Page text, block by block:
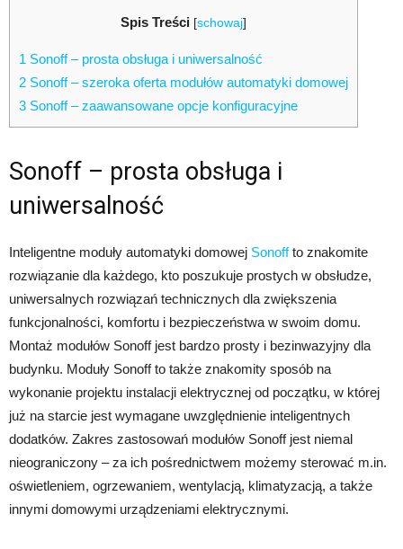
Spis Treści [schowaj]
1 Sonoff – prosta obsługa i uniwersalność
2 Sonoff – szeroka oferta modułów automatyki domowej
3 Sonoff – zaawansowane opcje konfiguracyjne
Sonoff – prosta obsługa i
uniwersalność
Inteligentne moduły automatyki domowej Sonoffto znakomite
rozwiązanie dla każdego, kto poszukuje prostych w obsłudze,
uniwersalnych rozwiązań technicznych dla zwiększenia
funkcjonalności, komfortu i bezpieczeństwa w swoim domu.
Montaż modułów Sonoff jest bardzo prosty i bezinwazyjny dla
budynku. Moduły Sonoff to także znakomity sposób na
wykonanie projektu instalacji elektrycznej od początku, w której
już na starcie jest wymagane uwzględnienie inteligentnych
dodatków. Zakres zastosowań modułów Sonoff jest niemal
nieograniczony – za ich pośrednictwem możemy sterować m.in.
oświetleniem, ogrzewaniem, wentylacją, klimatyzacją, a także
innymi domowymi urządzeniami elektrycznymi.